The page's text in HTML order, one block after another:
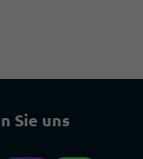
Sie uns